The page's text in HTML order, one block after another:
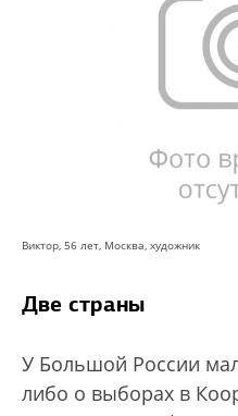
Виктор, 56 лет, Москва, художник
Две страны
У Большой России
либо о выборах в